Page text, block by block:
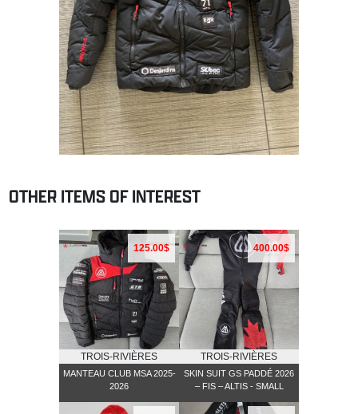
OTHER ITEMS OF INTEREST
125.00$
TROIS-RIVIÈRES
MANTEAU CLUB MSA 2025-
2026
400.00$
TROIS-RIVIÈRES
SKIN SUIT GS PADDÉ 2026
– FIS – ALTIS - SMALL